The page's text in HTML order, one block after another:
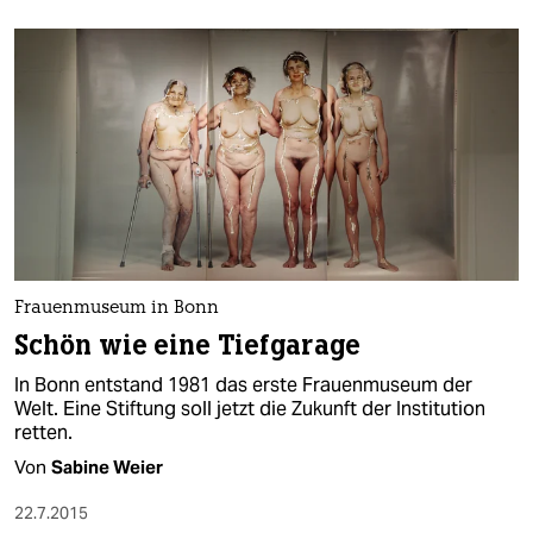
Frauenmuseum in Bonn
Schön wie eine Tiefgarage
In Bonn entstand 1981 das erste Frauenmuseum der
Welt. Eine Stiftung soll jetzt die Zukunft der Institution
retten.
Von Sabine Weier
22.7.2015